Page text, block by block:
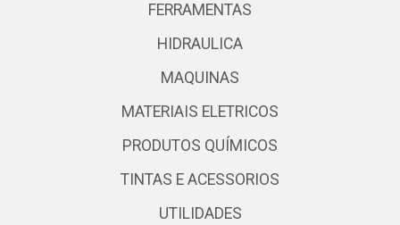
FERRAMENTAS
HIDRAULICA
MAQUINAS
MATERIAIS ELETRICOS
PRODUTOS QUÍMICOS
TINTAS E ACESSORIOS
UTILIDADES